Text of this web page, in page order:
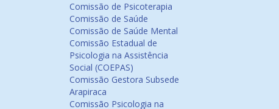
Comissão de Psicoterapia
Comissão de Saúde
Comissão de Saúde Mental
Comissão Estadual de
Psicologia na Assistência
Social (COEPAS)
Comissão Gestora Subsede
Arapiraca
Comissão Psicologia na